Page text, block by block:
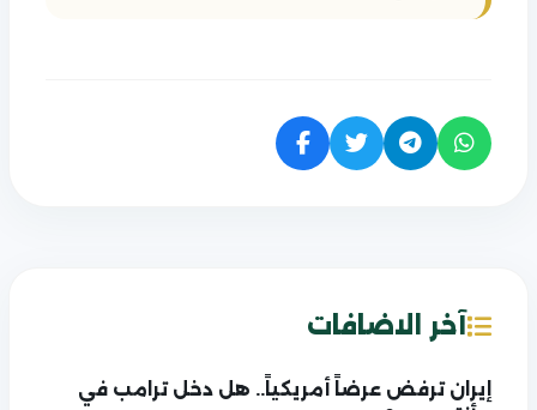
آخر الاضافات
إيران ترفض عرضاً أمريكياً.. هل دخل ترامب في